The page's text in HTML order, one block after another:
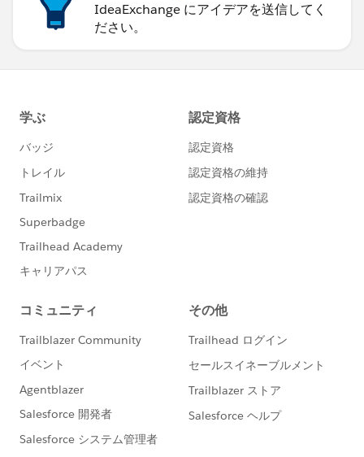
IdeaExchange にアイデアを送信してく
ださい。